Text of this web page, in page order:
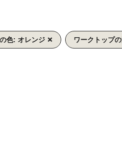
色: オレンジ ワークトップ